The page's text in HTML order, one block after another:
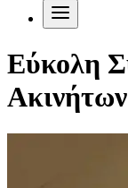
Εύκολη